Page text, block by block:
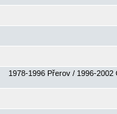
1978-1996 Přerov / 1996-2002